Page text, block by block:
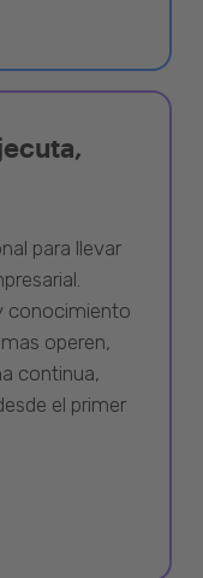
para llevar
conocimiento
operen,
continua,
el primer